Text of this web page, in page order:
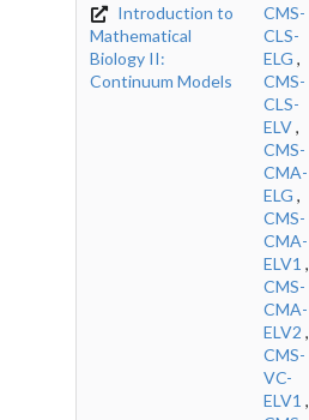
Introduction to
Mathematical
Biology II:
Continuum Models
CMS-
CLS-
ELG ,
CMS-
CLS-
ELV,
CMS-
CMA-
ELG ,
CMS-
CMA-
ELV1 ,
CMS-
CMA-
ELV2 ,
CMS-
VC-
ELV1 ,